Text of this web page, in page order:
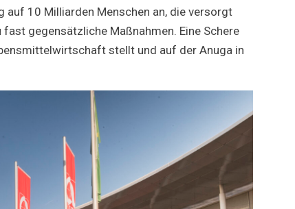
10 Milliarden Menschen an, die versorgt
gegensätzliche Maßnahmen. Eine Schere
stellt und auf der Anuga in